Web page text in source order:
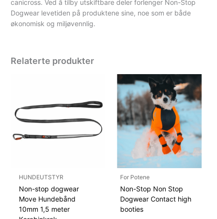
canicross. Ved å tilby utskiftbare deler forlenger Non-Stop
Dogwear levetiden på produktene sine, noe som er både
økonomisk og miljøvennlig.
Relaterte produkter
HUNDEUTSTYR
Non-stop dogwear
Move Hundebånd
10mm 1,5 meter
For Potene
Non-Stop Non Stop
Dogwear Contact high
booties